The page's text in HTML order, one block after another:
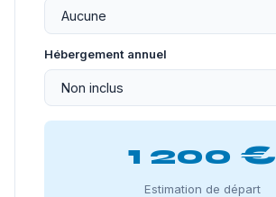
Hébergement annuel
1 200 €
Estimation de départ